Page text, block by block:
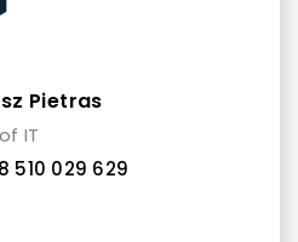
Pietras
IT
510 029 629